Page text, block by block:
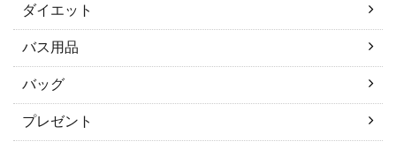
ダイエット
バス用品
バッグ
プレゼント